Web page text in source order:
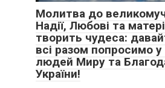
Молитва до
Надії, Любові та
творить чудеса:
всі разом попросимо
людей Миру та
України!